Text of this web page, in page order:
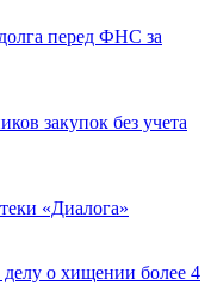
перед ФНС за
закупок без учета
«Диалога»
о хищении более 4